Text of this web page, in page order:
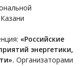
«Российские
энергетики,
Организаторами